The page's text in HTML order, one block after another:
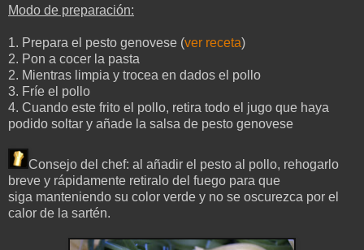
Modo de preparación:
1. Prepara el pesto genovese (ver receta)
2. Pon a cocer la pasta
2. Mientras l impia y trocea en dados el pollo
3. Fríe el pollo
4. Cuando este frito el pollo, retira todo el jugo que haya
podido soltar y añade la salsa de pesto genovese
Consejo del chef: al añadir el pesto al pollo, rehogarlo
breve y rápidamente retiralo del fuego para que
siga manteniendo su color verde y no se oscurezca por el
calor de la sartén.